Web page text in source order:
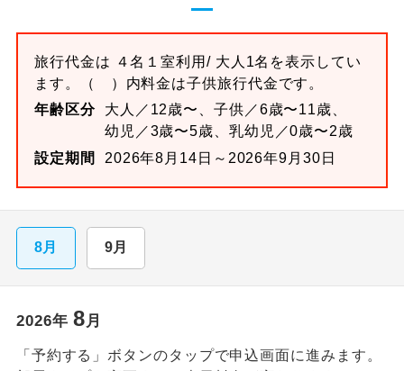
旅行代金は ４名１室利用/ 大人1名を表示してい
ます。
（ ）内料金は子供旅行代金です。
年齢区分
大人／12歳〜、子供／6歳〜11歳、
幼児／3歳〜5歳、乳幼児／0歳〜2歳
設定期間
2026年8月14日～2026年9月30日
8月 9月
2026年 8月
「予約する」ボタンのタップで申込画面に進みます。